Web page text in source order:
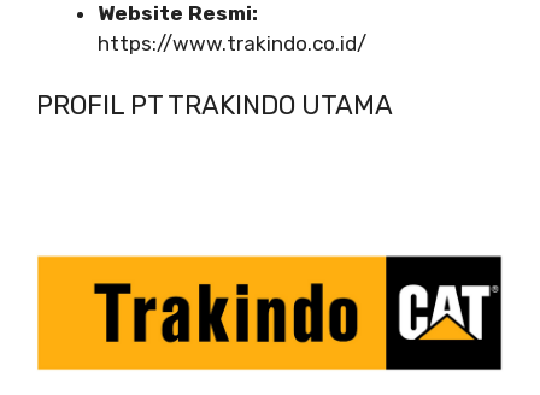
Website Resmi:
https://www.trakindo.co.id/
PROFIL PT TRAKINDO UTAMA